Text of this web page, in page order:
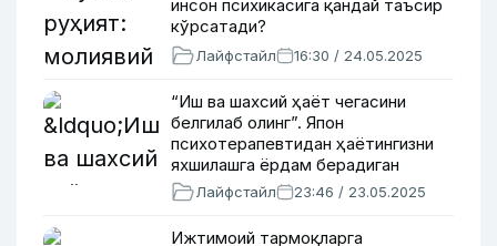
инсон психикасига қандай таъсир
кўрсатади?
Лайфстайл 16:30 / 24.05.2025
“Иш ва шахсий ҳаёт чегасини
белгилаб олинг”. Япон
психотерапевтидан ҳаётингизни
яхшилашга ёрдам берадиган
тавсиялар
Лайфстайл 23:46 / 23.05.2025
Ижтимоий тармоқларга